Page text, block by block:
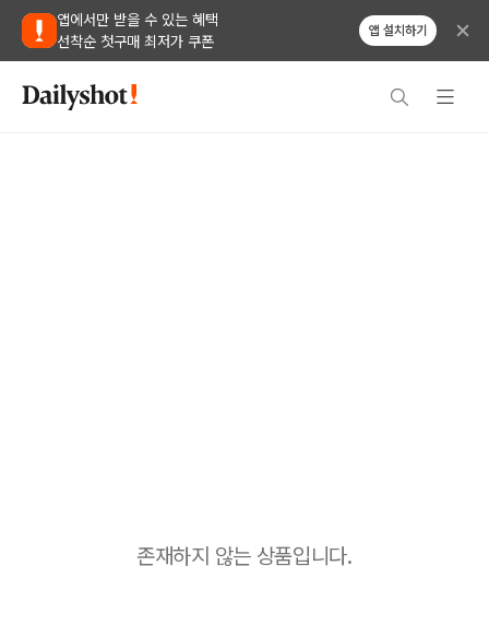
앱에서만 받을 수 있는 혜택
선착순 첫구매 최저가 쿠폰
앱 설치하기
존재하지 않는 상품입니다.